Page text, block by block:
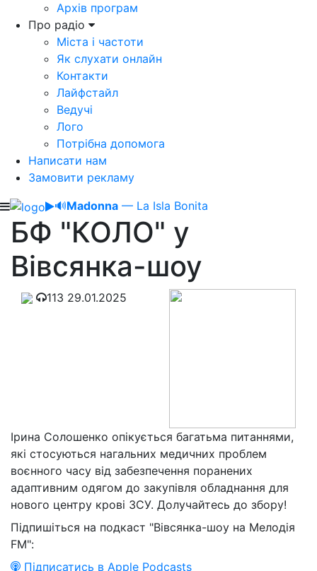
Архів програм
Про радіо
Міста і частоти
Як слухати онлайн
Контакти
Лайфстайл
Ведучі
Лого
Потрібна допомога
Написати нам
Замовити рекламу
🔊Madonna — La Isla Bonita
БФ "КОЛО" у
Вівсянка-шоу
113 29.01.2025
Ірина Солошенко опікується багатьма питаннями,
які стосуються нагальних медичних проблем
воєнного часу від забезпечення поранених
адаптивним одягом до закупівля обладнання для
нового центру крові ЗСУ. Долучайтесь до збору!
Підпишіться на подкаст "Вівсянка-шоу на Мелодія
FM":
Підписатись в Apple Podcasts